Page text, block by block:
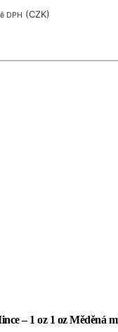
DPH (CZK)
– 1 oz 1 oz Měděná